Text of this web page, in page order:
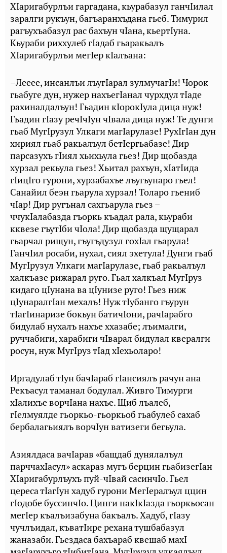
ХIаригабурлъи гаргадана, кьурабазул ганчIилал
заралги рукъун, багъаранхъдана гьеб. Тимурил
рагъухъабазул рас бахъун чIана, кьертIуна.
Кьураби риххулеб гIадаб гьаракьалъ
ХIаригабурлъи мегIер кIалъана:
–Лееее, инсанлъи лъугIарал зулмучагIи! Чорок
гьабуге дун, нужер нахъегIанал чурхдул тIаде
рахиналдалъун! Гьадин кIорокIула дица нуж!
Гьадин гIазу речIчIун чIвала дица нуж! Те дунги
гьаб МугIрузул Улкаги магIарулазе! РухIгIан дун
хириял гьаб ракьалъул бетIергьабазе! Дир
парсазухъ гIиял хьихьула гьез! Дир щобазда
хурзал рекьула гьез! Хьитал рахъун, хIатIида
гIицIго гурони, хурзабахъе лъугьунаро гьел!
Санайил беэн гьарула хурзал! Толаро гьениб
чIар! Дир ругънал сахгьарула гьез –
ччукIалабазда гъоркь къадал рала, кьураби
кквезе гъутIби чIола! Дир щобазда щущарал
гьарчал рищун, гъугъдузул гохIал гьарула!
ГанчIил росаби, нухал, сиял эхетула! Дунги гьаб
МугIрузул Улкаги магIарулазе, гьаб ракьалъул
халкъазе рижарал руго. Гьал халкъал МугIруз
кидаго цIунана ва цIунизе руго! Гьез ниж
цIунаралгIан мехалъ! Нуж тIубанго гъурун
тIагIинаризе бокьун батичIони, рачIарабго
бидулаб нухалъ нахъе ххазабе; лъималги,
руччабиги, харабиги чIварал бидулал квералги
росун, нуж МугIруз тIад хIехьоларо!
Иргадулаб тIун бачIараб гIансиялъ рачун ана
Рекъасул таманал бодулал. Живго Тимурги
хIалихъе ворчIана нахъе. Щиб лъалеб,
гIелмуялде гьоркьо-гьоркьоб гьабулеб сахаб
бербалагьиялъ ворчIун ватизеги бегьула.
Азиялдаса вачIарав «бащдаб дунялалъул
парччахIасул» аскараз мугъ берцин гьабизегIан
ХIаригабурлъухъ пуй-чIвай сасинчIо. Гьел
цереса тIагIун хадуб гурони МегIералъул ццин
гIодобе буссинчIо. Цинги накIкIазда гьоркьосан
мегIер къалъизабуна бакъалъ. Хадуб, гIазу
чучлъидал, къватIире рехана тушбабазул
жаназаби. Гьездаса бахъараб квешаб махI